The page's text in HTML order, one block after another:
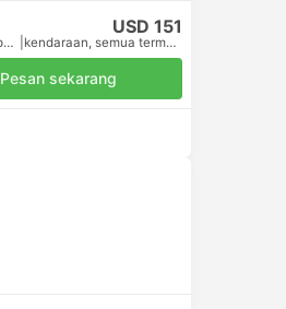
USD 151
Termasuk pajak kendaraan, semua termasuk.
Pesan sekarang